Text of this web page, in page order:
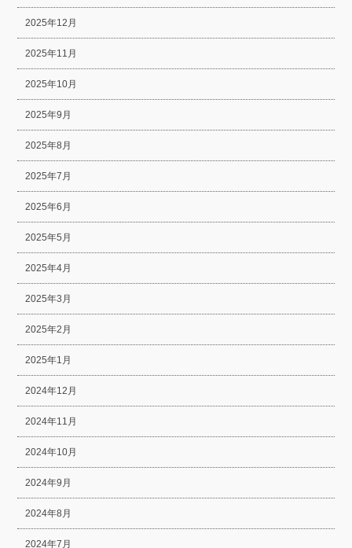
2025年12月
2025年11月
2025年10月
2025年9月
2025年8月
2025年7月
2025年6月
2025年5月
2025年4月
2025年3月
2025年2月
2025年1月
2024年12月
2024年11月
2024年10月
2024年9月
2024年8月
2024年7月